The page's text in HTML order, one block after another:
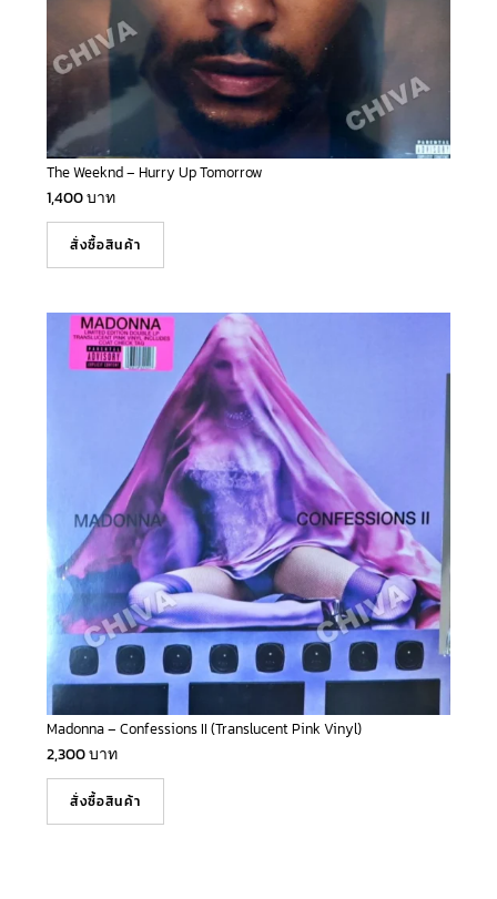
The Weeknd – Hurry Up Tomorrow
1,400บาท
สั่งซื้อสินค้า
Madonna – Confessions II (Translucent Pink Vinyl)
2,300บาท
สั่งซื้อสินค้า